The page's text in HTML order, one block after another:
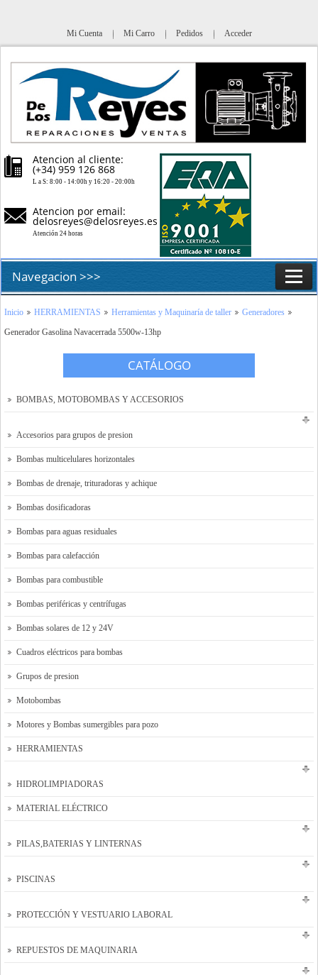
Mi Cuenta Mi Carro Pedidos Acceder
Atencion al cliente:
(+34) 959 126 868
L a S: 8:00 - 14:00h y 16:20 - 20:00h
Atencion por email:
delosreyes@delosreyes.es
Atención 24 horas
Navegacion >>>
Inicio
Solicitar presupuesto
Inicio HERRAMIENTAS Herramientas y Maquinaría de taller
Generadores
Generador Gasolina Navacerrada 5500w-13hp
CATÁLOGO
BOMBAS, MOTOBOMBAS Y ACCESORIOS
Accesorios para grupos de presion
Bombas multicelulares horizontales
Bombas de drenaje, trituradoras y achique
Bombas dosificadoras
Bombas para aguas residuales
Bombas para calefacción
Bombas para combustible
Bombas periféricas y centrífugas
Bombas solares de 12 y 24V
Cuadros eléctricos para bombas
Grupos de presion
Motobombas
Motores y Bombas sumergibles para pozo
HERRAMIENTAS
HIDROLIMPIADORAS
MATERIAL ELÉCTRICO
PILAS,BATERIAS Y LINTERNAS
PISCINAS
PROTECCIÓN Y VESTUARIO LABORAL
REPUESTOS DE MAQUINARIA